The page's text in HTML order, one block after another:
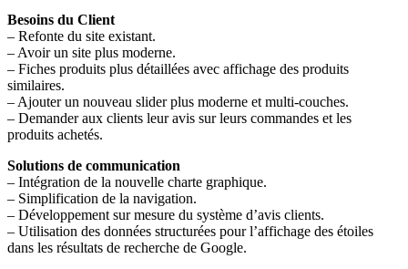
Besoins du Client
– Refonte du site existant.
– Avoir un site plus moderne.
– Fiches produits plus détaillées avec affichage des produits
similaires.
– Ajouter un nouveau slider plus moderne et multi-couches.
– Demander aux clients leur avis sur leurs commandes et les
produits achetés.
Solutions de communication
– Intégration de la nouvelle charte graphique.
– Simplification de la navigation.
– Développement sur mesure du système d’avis clients.
– Utilisation des données structurées pour l’affichage des étoiles
dans les résultats de recherche de Google.